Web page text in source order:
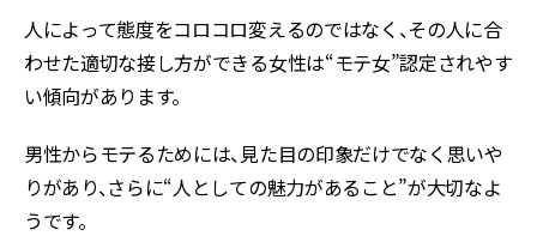
人によって態度をコロコロ変えるのではなく、その人に合
わせた適切な接し方ができる女性は“モテ女”認定されやす
い傾向があります。
男性からモテるためには、見た目の印象だけでなく思いや
りがあり、さらに“人としての魅力があること”が大切なよ
うです。